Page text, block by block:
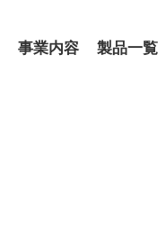
事業内容 製品一覧